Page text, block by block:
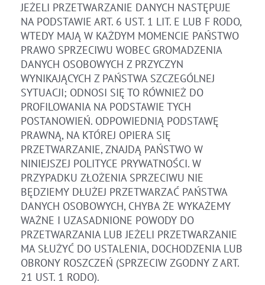
JEŻELI PRZETWARZANIE DANYCH NASTĘPUJE
NA PODSTAWIE ART. 6 UST. 1 LIT. E LUB F RODO,
WTEDY MAJĄ W KAŻDYM MOMENCIE PAŃSTWO
PRAWO SPRZECIWU WOBEC GROMADZENIA
DANYCH OSOBOWYCH Z PRZYCZYN
WYNIKAJĄCYCH Z PAŃSTWA SZCZEGÓLNEJ
SYTUACJI; ODNOSI SIĘ TO RÓWNIEŻ DO
PROFILOWANIA NA PODSTAWIE TYCH
POSTANOWIEŃ. ODPOWIEDNIĄ PODSTAWĘ
PRAWNĄ, NA KTÓREJ OPIERA SIĘ
PRZETWARZANIE, ZNAJDĄ PAŃSTWO W
NINIEJSZEJ POLITYCE PRYWATNOŚCI. W
PRZYPADKU ZŁOŻENIA SPRZECIWU NIE
BĘDZIEMY DŁUŻEJ PRZETWARZAĆ PAŃSTWA
DANYCH OSOBOWYCH, CHYBA ŻE WYKAŻEMY
WAŻNE I UZASADNIONE POWODY DO
PRZETWARZANIA LUB JEŻELI PRZETWARZANIE
MA SŁUŻYĆ DO USTALENIA, DOCHODZENIA LUB
OBRONY ROSZCZEŃ (SPRZECIW ZGODNY Z ART.
21 UST. 1 RODO).